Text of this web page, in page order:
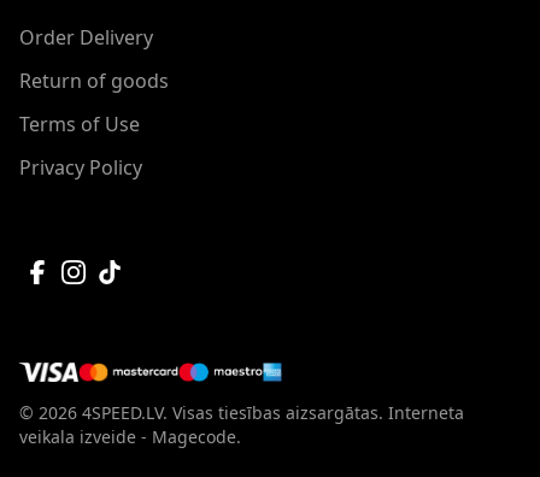
Order Delivery
Return of goods
Terms of Use
Privacy Policy
© 2026 4SPEED.LV. Visas tiesības aizsargātas. Interneta
veikala izveide - Magecode.